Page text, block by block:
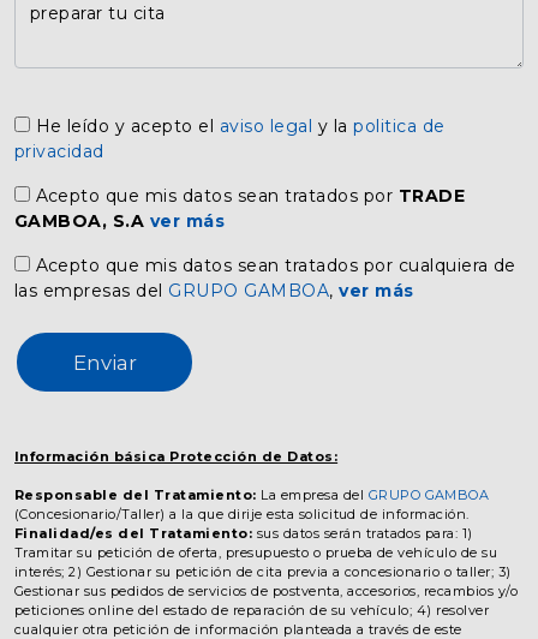
preparar tu cita
He leído y acepto el aviso legal y lapolitica de
privacidad
Acepto que mis datos sean tratados por TRADE
GAMBOA, S.A ver más
Acepto que mis datos sean tratados por cualquiera de
las empresas del GRUPO GAMBOA,ver más
Enviar
Información básica Protección de Datos:
Responsable del Tratamiento: La empresa del GRUPO GAMBOA
(Concesionario/Taller) a la que dirije esta solicitud de información.
Finalidad/es del Tratamiento: sus datos serán tratados para: 1)
Tramitar su petición de oferta, presupuesto o prueba de vehículo de su
interés; 2) Gestionar su petición de cita previa a concesionario o taller; 3)
Gestionar sus pedidos de servicios de postventa, accesorios, recambios y/o
peticiones online del estado de reparación de su vehículo; 4) resolver
cualquier otra petición de información planteada a través de este